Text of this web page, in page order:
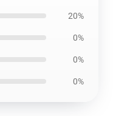
20%
0%
0%
0%